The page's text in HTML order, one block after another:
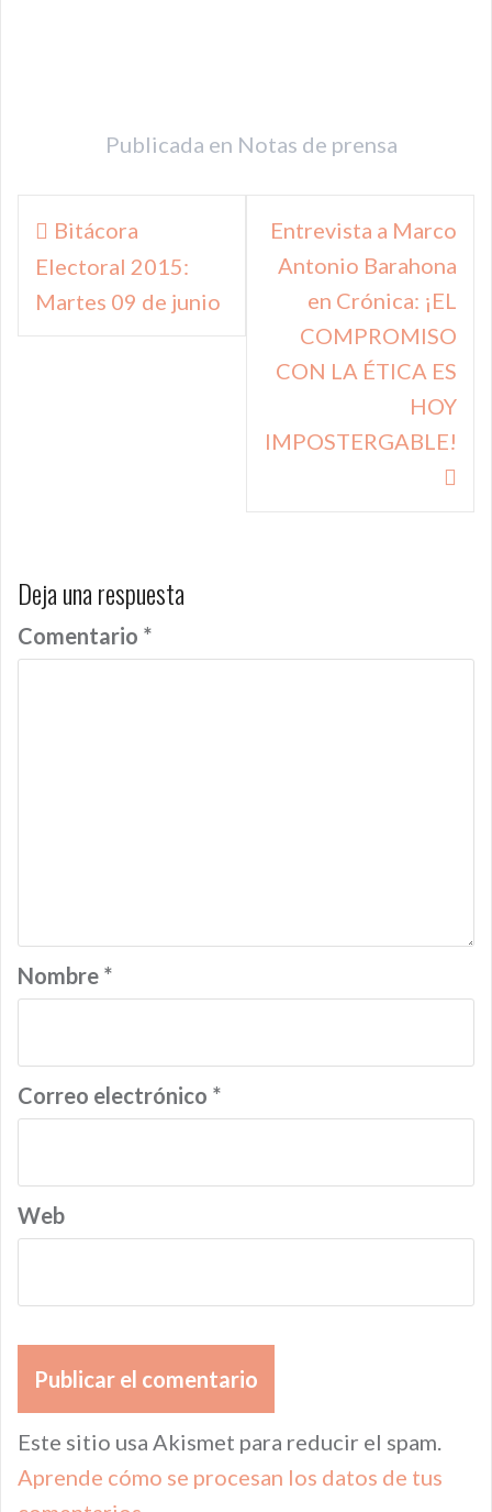
Publicada en Notas de prensa
Navegación
de
entradas
Bitácora
Electoral 2015:
Martes 09 de junio
Entrevista a Marco
Antonio Barahona
en Crónica: ¡EL
COMPROMISO
CON LA ÉTICA ES
HOY
IMPOSTERGABLE!
Deja una respuesta
Comentario *
Nombre *
Correo electrónico *
Web
Este sitio usa Akismet para reducir el spam.
Aprende cómo se procesan los datos de tus